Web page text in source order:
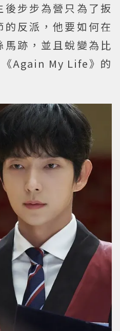
步步為營只為了扳
反派，他要如何在
跡，並且蛻變為比
Again My Life》的